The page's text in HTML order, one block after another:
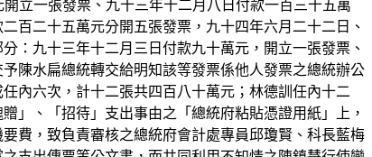
立一張發票、九十三年十二月八日付款一百三十五萬
百二十五萬元分開五張發票，九十四年六月二十二日、
：九十三年十二月三日付款九十萬元，開立一張發票、
陳水扁總統轉交給明知該等發票係他人發票之總統辦公
內六次，計十二張共四百八十萬元；林德訓任內十二
」、「招待」支出事由之「總統府粘貼憑證用紙」上，
費，致負責審核之總統府會計處專員邱瓊賢、科長藍梅